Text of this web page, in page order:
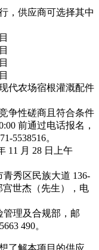
供应商可选择其中
代农场宿根灌溉配件
争性磋商且符合条件
前通过电话报名，
5538516。
11 月 28 日上午
秀区民族大道 136-
宫世杰（先生），电
管理及合规部，邮
490。
了解本项目的供应